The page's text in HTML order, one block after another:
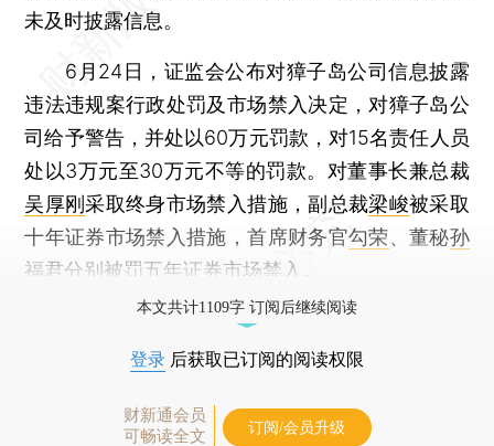
未及时披露信息。
6月24日，证监会公布对獐子岛公司信息披露
违法违规案行政处罚及市场禁入决定，对獐子岛公
司给予警告，并处以60万元罚款，对15名责任人员
处以3万元至30万元不等的罚款。对董事长兼总裁
吴厚刚采取终身市场禁入措施，副总裁梁峻被采取
十年证券市场禁入措施，首席财务官勾荣、董秘孙
福君分别被罚五年证券市场禁入。
本文共计1109字 订阅后继续阅读
登录 后获取已订阅的阅读权限
财新通会员
可畅读全文
订阅/会员升级